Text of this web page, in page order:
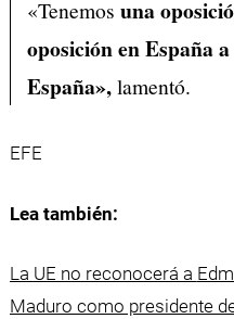
«Tenemos una
oposición en España
España»,lamentó.
EFE
Lea también:
La UE no reconocerá a
Maduro como presidente